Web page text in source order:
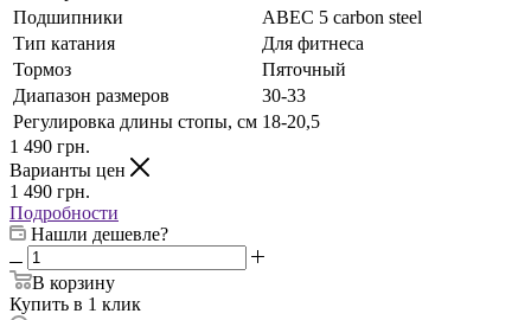
Подшипники
АВЕС 5 carbon steel
Тип катания
Для фитнеса
Тормоз
Пяточный
Диапазон размеров
30-33
Регулировка длины стопы, см 18-20,5
1 490 грн.
Варианты цен
1 490 грн.
Подробности
Нашли дешевле?
В корзину
Купить в 1 клик